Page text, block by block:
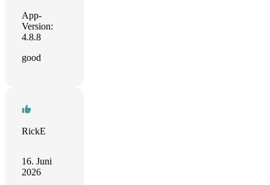
App-
Version:
4.8.8
good
RickE
16. Juni
2026